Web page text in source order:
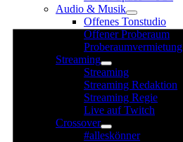
Audio & Musik
Offenes Tonstudio
Offener Proberaum
Proberaumvermietung
Streaming
Streaming
Streaming Redaktion
Streaming Regie
Live auf Twitch
Crossover
#alleskönner
31.